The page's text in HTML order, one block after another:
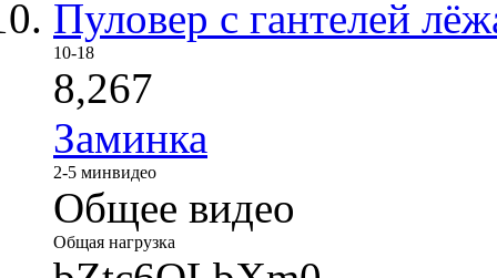
Пуловер с гантелей
10-18
8,267
Заминка
2-5 минвидео
Общее видео
Общая нагрузка